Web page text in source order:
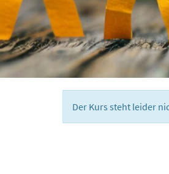
Der Kurs steht leider